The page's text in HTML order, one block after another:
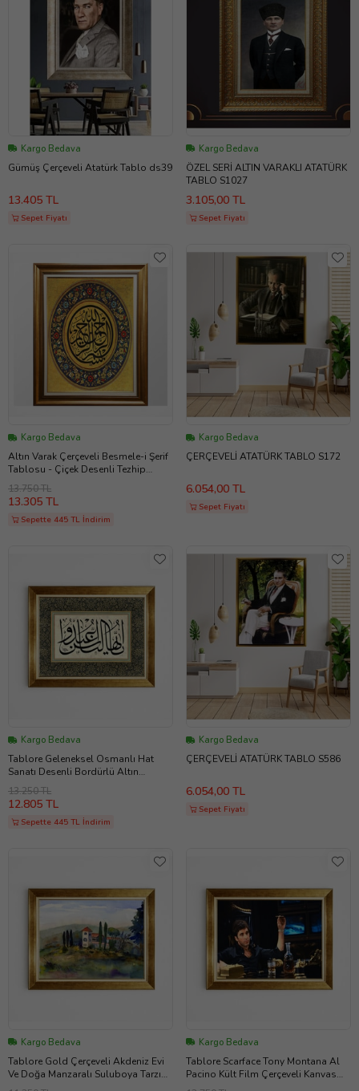
Kargo Bedava
Gümüş Çerçeveli Atatürk Tablo ds39
13.405 TL
Sepet Fiyatı
Kargo Bedava
ÖZEL SERİ ALTIN VARAKLI ATATÜRK
TABLO S1027
3.105,00 TL
Sepet Fiyatı
Kargo Bedava
Altın Varak Çerçeveli Besmele-i Şerif
Tablosu - Çiçek Desenli Tezhip
Sanatı
13.750 TL
13.305 TL
Sepette 445 TL İndirim
Kargo Bedava
ÇERÇEVELİ ATATÜRK TABLO S172
6.054,00 TL
Sepet Fiyatı
Kargo Bedava
Tablore Geleneksel Osmanlı Hat
Sanatı Desenli Bordürlü Altın
Çerçeveli Dini Kanvas Tablo
13.250 TL
12.805 TL
Sepette 445 TL İndirim
Kargo Bedava
ÇERÇEVELİ ATATÜRK TABLO S586
6.054,00 TL
Sepet Fiyatı
Kargo Bedava
Tablore Gold Çerçeveli Akdeniz Evi
Ve Doğa Manzaralı Suluboya Tarzı
Salon Duvar Tablosu
Kargo Bedava
Tablore Scarface Tony Montana Al
Pacino Kült Film Çerçeveli Kanvas
Tablo Ofis Duvar Dekorasyonu